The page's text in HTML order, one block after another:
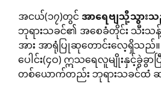
အငယ်(၁၇)တွင်အာရေဗျသို့သွား
ဘုရားသခင်၏ အစေခံတိုင်း သီးသ
အား အာရုံပြုဆုတောင်းလေ့ရှိသ
ပေါင်း(၄ဝ) ဣသရေလူမျိုးနှင့်ခွဲခွာ
တစ်ယောက်တည်း ဘုရားသခင်